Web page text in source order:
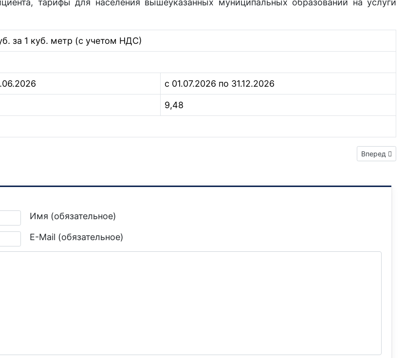
тарифы для населения вышеуказанных муниципальных образований на услуги
за 1 куб. метр (с учетом НДС)
с 01.07.2026 по 31.12.2026
9,48
канал в MAX Следующий:
Вперед
Имя (обязательное)
E-Mail (обязательное)